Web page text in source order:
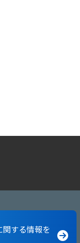
する情報を